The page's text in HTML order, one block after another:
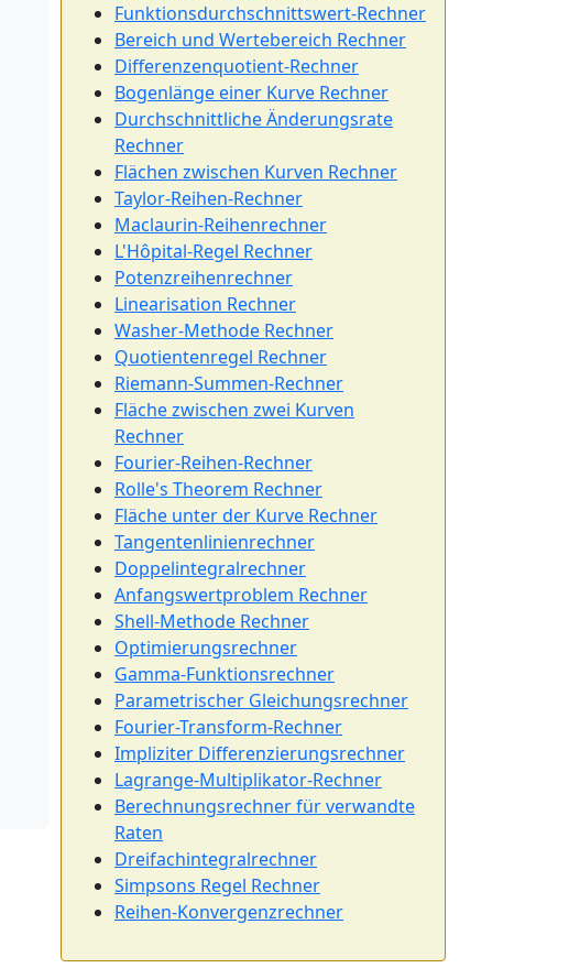
Funktionsdurchschnittswert-Rechner
Bereich und Wertebereich Rechner
Differenzenquotient-Rechner
Bogenlänge einer Kurve Rechner
Durchschnittliche Änderungsrate
Rechner
Flächen zwischen Kurven Rechner
Taylor-Reihen-Rechner
Maclaurin-Reihenrechner
L'Hôpital-Regel Rechner
Potenzreihenrechner
Linearisation Rechner
Washer-Methode Rechner
Quotientenregel Rechner
Riemann-Summen-Rechner
Fläche zwischen zwei Kurven
Rechner
Fourier-Reihen-Rechner
Rolle's Theorem Rechner
Fläche unter der Kurve Rechner
Tangentenlinienrechner
Doppelintegralrechner
Anfangswertproblem Rechner
Shell-Methode Rechner
Optimierungsrechner
Gamma-Funktionsrechner
Parametrischer Gleichungsrechner
Fourier-Transform-Rechner
Impliziter Differenzierungsrechner
Lagrange-Multiplikator-Rechner
Berechnungsrechner für verwandte
Raten
Dreifachintegralrechner
Simpsons Regel Rechner
Reihen-Konvergenzrechner